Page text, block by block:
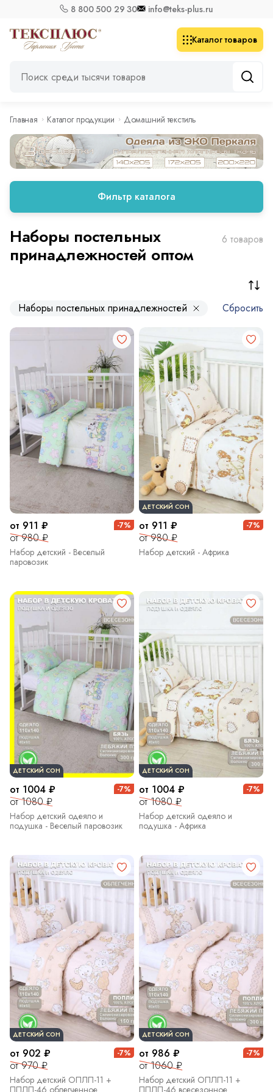
8 800 500 29 30 info@teks-plus.ru
Каталог товаров
Главная Каталог продукции Домашний текстиль
Фильтр каталога
Наборы постельных
принадлежностей оптом
6 товаров
Наборы постельных принадлежностей Сбросить
от 911 ₽
от 980 ₽
-7%
Набор детский - Веселый
паровозик
ДЕТСКИЙ СОН
от 911 ₽
от 980 ₽
-7%
Набор детский - Африка
ДЕТСКИЙ СОН
от 1004 ₽
от 1080 ₽
-7%
Набор детский одеяло и
подушка - Веселый паровозик
ДЕТСКИЙ СОН
от 1004 ₽
от 1080 ₽
-7%
Набор детский одеяло и
подушка - Африка
ДЕТСКИЙ СОН
от 902 ₽
от 970 ₽
-7%
Набор детский ОПЛП-11 +
ППЛП-46 облегченное
ДЕТСКИЙ СОН
от 986 ₽
от 1060 ₽
-7%
Набор детский ОПЛП-11 +
ППЛП-46 всесезонное